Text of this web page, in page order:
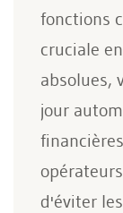
fonctions
cruciale
absolues,
jour
d'éviter